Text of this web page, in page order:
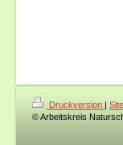
Druckversion |
© Arbeitskreis